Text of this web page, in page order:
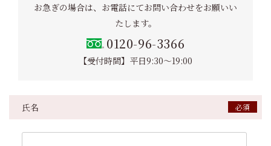
お急ぎの場合は、お電話にてお問い合わせをお願いい
たします。
0120-96-3366
【受付時間】平日9:30～19:00
氏名